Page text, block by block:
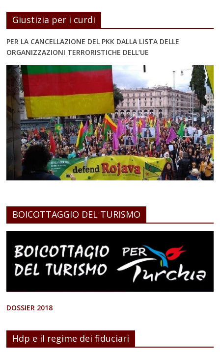
Giustizia per i curdi
PER LA CANCELLAZIONE DEL PKK DALLA LISTA DELLE
ORGANIZZAZIONI TERRORISTICHE DELL’UE
BOICOTTAGGIO DEL TURISMO
DOSSIER 2018
Hdp e il regime dei fiduciari